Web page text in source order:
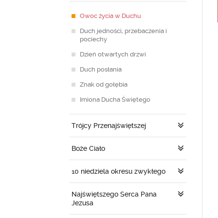
Owoc życia w Duchu
Duch jedności, przebaczenia i
pociechy
Dzień otwartych drzwi
Duch posłania
Znak od gołębia
Imiona Ducha Świętego
Trójcy Przenajświętszej
Boże Ciało
10 niedziela okresu zwykłego
Najświętszego Serca Pana
Jezusa